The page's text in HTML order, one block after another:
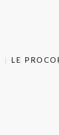
LE